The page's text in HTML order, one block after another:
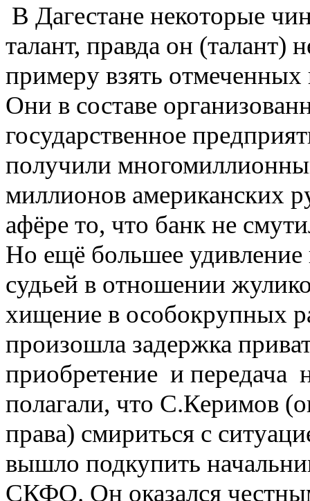
В Дагестане некоторые
талант, правда он
примеру взять
Они в составе
государственное
получили
миллионов американских
афёре то, что банк не
Но ещё большее удивление
судьей в отношении
хищение в особокрупных
произошла задержка
приобретение и
полагали, что С.Керимов
права) смириться с
вышло подкупить
СКФО. Он оказался